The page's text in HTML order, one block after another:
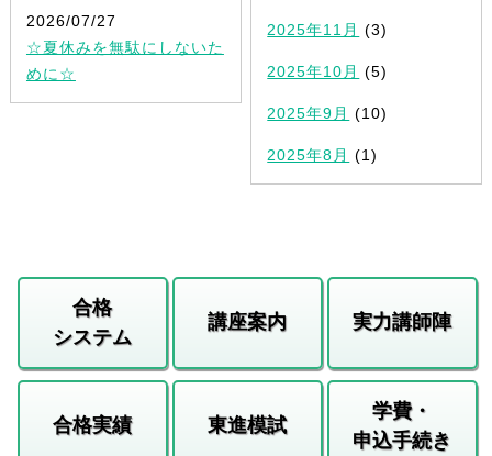
2026/07/27
☆夏休みを無駄にしないた
めに☆
2025年11月 (3)
2025年10月 (5)
2025年9月 (10)
2025年8月 (1)
合格
システム
講座案内 実力講師陣
合格実績 東進模試
学費・
申込手続き